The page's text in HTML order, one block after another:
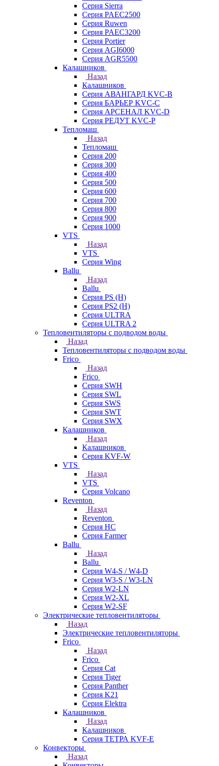
Серия Sierra
Серия PAEC2500
Серия Ruwen
Серия PAEC3200
Серия Portier
Серия AGI6000
Серия AGR5500
Калашников
Назад
Калашников
Серия АВАНГАРД KVC-B
Серия БАРЬЕР KVC-C
Серия АРСЕНАЛ KVC-D
Серия РЕДУТ KVC-P
Тепломаш
Назад
Тепломаш
Серия 200
Серия 300
Серия 400
Серия 500
Серия 600
Серия 700
Серия 800
Серия 900
Серия 1000
VTS
Назад
VTS
Серия Wing
Ballu
Назад
Ballu
Серия PS (H)
Серия PS2 (H)
Серия ULTRA
Серия ULTRA 2
Тепловентиляторы с подводом воды
Назад
Тепловентиляторы с подводом воды
Frico
Назад
Frico
Серия SWH
Серия SWL
Серия SWS
Серия SWT
Серия SWX
Калашников
Назад
Калашников
Серия KVF-W
VTS
Назад
VTS
Серия Volcano
Reventon
Назад
Reventon
Серия HC
Серия Farmer
Ballu
Назад
Ballu
Серия W4-S / W4-D
Серия W3-S / W3-LN
Серия W2-LN
Серия W2-XL
Серия W2-SF
Электрические тепловентиляторы
Назад
Электрические тепловентиляторы
Frico
Назад
Frico
Серия Cat
Серия Tiger
Серия Panther
Серия K21
Серия Elektra
Калашников
Назад
Калашников
Серия ТЕТРА KVF-E
Конвекторы
Назад